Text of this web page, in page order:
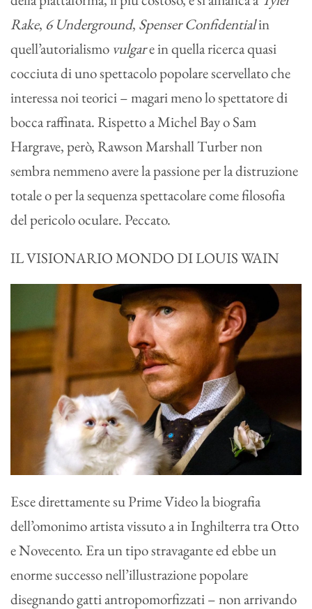
Rake, 6 Underground, Spenser Confidentialin
quell’autorialismo vulgare in quella ricerca quasi
cocciuta di uno spettacolo popolare scervellato che
interessa noi teorici – magari meno lo spettatore di
bocca raffinata. Rispetto a Michel Bay o Sam
Hargrave, però, Rawson Marshall Turber non
sembra nemmeno avere la passione per la distruzione
totale o per la sequenza spettacolare come filosofia
del pericolo oculare. Peccato.
IL VISIONARIO MONDO DI LOUIS WAIN
Esce direttamente su Prime Video la biografia
dell’omonimo artista vissuto a in Inghilterra tra Otto
e Novecento. Era un tipo stravagante ed ebbe un
enorme successo nell’illustrazione popolare
disegnando gatti antropomorfizzati – non arrivando